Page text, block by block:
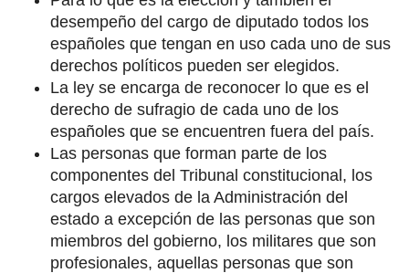
desempeño del cargo de diputado todos los
españoles que tengan en uso cada uno de sus
derechos políticos pueden ser elegidos.
La ley se encarga de reconocer lo que es el
derecho de sufragio de cada uno de los
españoles que se encuentren fuera del país.
Las personas que forman parte de los
componentes del Tribunal constitucional, los
cargos elevados de la Administración del
estado a excepción de las personas que son
miembros del gobierno, los militares que son
profesionales, aquellas personas que son